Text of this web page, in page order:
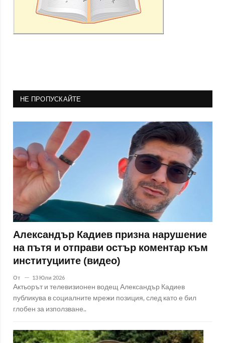
НЕ ПРОПУСКАЙТЕ
Александър Кадиев призна нарушение
на пътя и отправи остър коментар към
институциите (видео)
От 13 Юли 2026
Актьорът и телевизионен водещ Александър Кадиев
публикува в социалните мрежи позиция, след като е бил
глобен за използване..